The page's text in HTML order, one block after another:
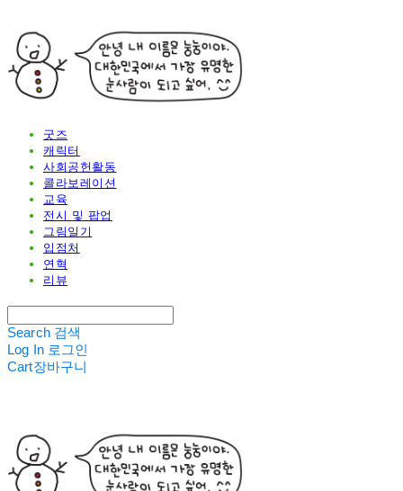
굿즈
캐릭터
사회공헌활동
콜라보레이션
교육
전시 및 팝업
그림일기
입점처
연혁
리뷰
Search 검색
Log In 로그인
Cart장바구니